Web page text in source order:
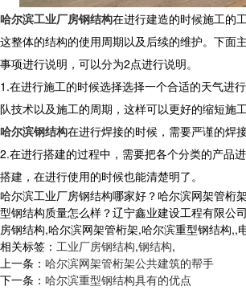
哈尔滨工业厂房钢结构在进行建造的时候施工的
这整体的结构的使用周期以及后续的维护。下面
事项进行说明，可以分为2点进行说明。
1.在进行施工的时候选择选择一个合适的天气进
队技术以及施工的周期，这样可以更好的缩短施
哈尔滨钢结构在进行焊接的时候，需要严谨的焊接
2.在进行搭建的过程中，需要把各个分类的产品
搭建，在进行使用的时候也能清楚明了。
哈尔滨工业厂房钢结构哪家好？哈尔滨网架管桁
型钢结构质量怎么样？辽宁鑫业建设工程有限公
房钢结构,哈尔滨网架管桁架,哈尔滨重型钢结构,,
相关标签： 工业厂房钢结构,钢结构,
上一条： 哈尔滨网架管桁架公共建筑的帮手
下一条： 哈尔滨重型钢结构具有的优点